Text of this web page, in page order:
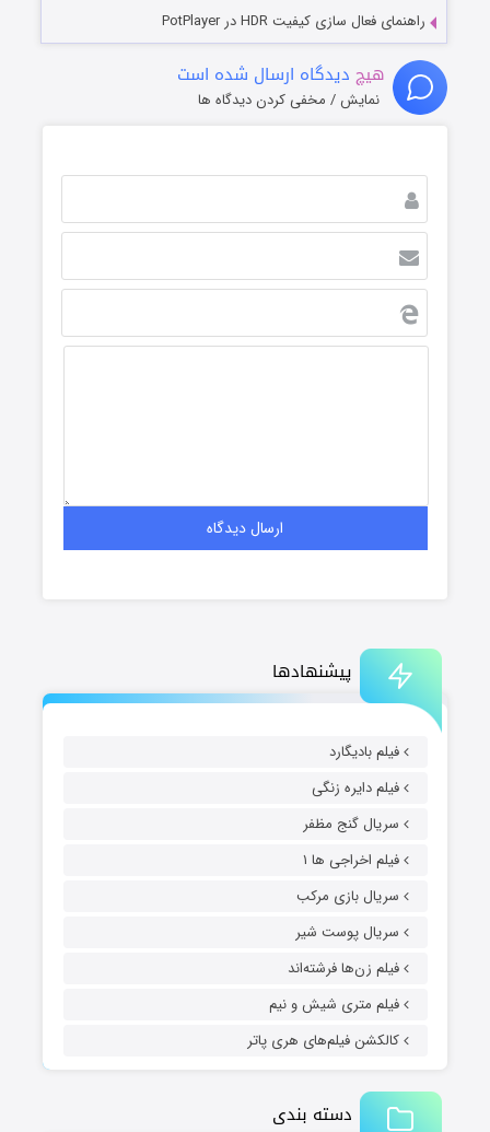
پیشنهادها
فیلم بادیگارد
فیلم دایره زنگی
سریال گنج مظفر
فیلم اخراجی ها ۱
سریال بازی مرکب
سریال پوست شیر
فیلم زن‌ها فرشته‌اند
فیلم متری شیش و نیم
کالکشن فیلم‌های هری پاتر
دسته بندی
راهنمای فعال سازی کیفیت HDR در PotPlayer
هیچ دیدگاه ارسال شده است
نمایش / مخفی کردن دیدگاه ها